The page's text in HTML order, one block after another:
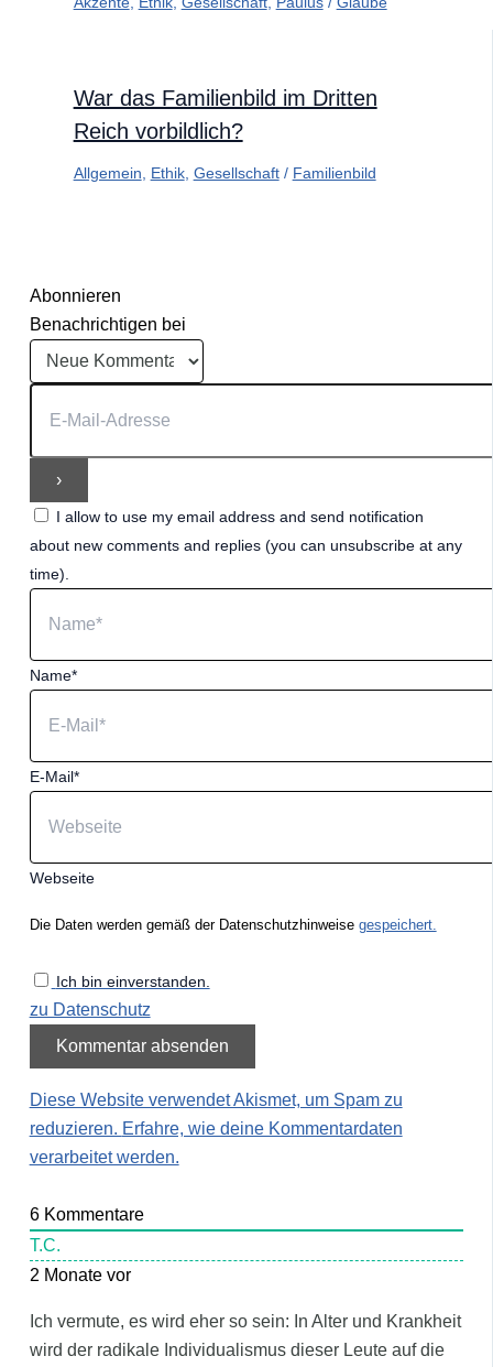
War das Familienbild im Dritten
Reich vorbildlich?
Allgemein, Ethik, Gesellschaft/ Familienbild
Abonnieren
Benachrichtigen bei
I allow to use my email address and send notification
about new comments and replies (you can unsubscribe at any
time).
Name*
E-Mail*
Webseite
Die Daten werden gemäß der Datenschutzhinweise gespeichert.
Ich bin einverstanden.
zu Datenschutz
Diese Website verwendet Akismet, um Spam zu
reduzieren. Erfahre, wie deine Kommentardaten
verarbeitet werden.
6Kommentare
T.C.
2 Monate vor
Ich vermute, es wird eher so sein: In Alter und Krankheit
wird der radikale Individualismus dieser Leute auf die